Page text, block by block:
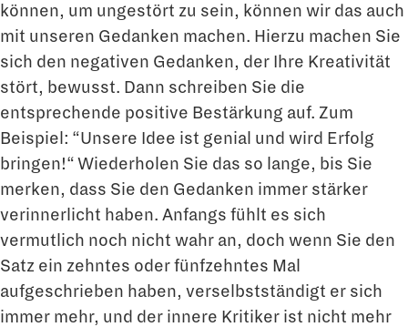
können, um ungestört zu sein, können wir das auch
mit unseren Gedanken machen. Hierzu machen Sie
sich den negativen Gedanken, der Ihre Kreativität
stört, bewusst. Dann schreiben Sie die
entsprechende positive Bestärkung auf. Zum
Beispiel: “Unsere Idee ist genial und wird Erfolg
bringen!“ Wiederholen Sie das so lange, bis Sie
merken, dass Sie den Gedanken immer stärker
verinnerlicht haben. Anfangs fühlt es sich
vermutlich noch nicht wahr an, doch wenn Sie den
Satz ein zehntes oder fünfzehntes Mal
aufgeschrieben haben, verselbstständigt er sich
immer mehr, und der innere Kritiker ist nicht mehr